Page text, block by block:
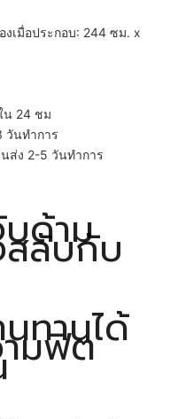
เมื่อประกอบ: 244 ซม. x
น 24 ชม
วันทำการ
ส่ง 2-5 วันทำการ
ด้าม
ลับกับ
ทานได้
มฟิต